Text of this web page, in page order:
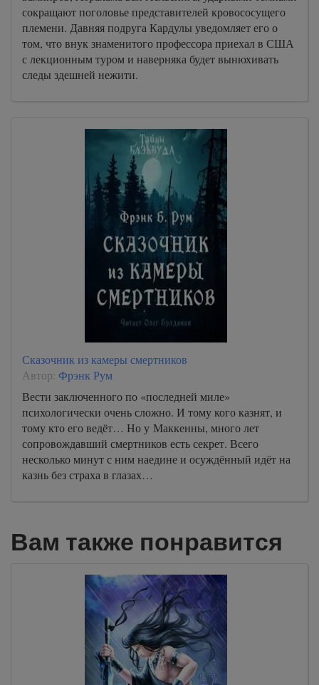
сокращают поголовье представителей кровососущего
племени. Давняя подруга Кардулы уведомляет его о
том, что внук знаменитого профессора приехал в США
с лекционным туром и наверняка будет вынюхивать
следы здешней нежити.
Сказочник из камеры смертников
Автор: Фрэнк Рум
Вести заключенного по «последней миле»
психологически очень сложно. И тому кого казнят, и
тому кто его ведёт… Но у Маккенны, много лет
сопровождавший смертников есть секрет. Всего
несколько минут с ним наедине и осуждённый идёт на
казнь без страха в глазах…
Вам также понравится